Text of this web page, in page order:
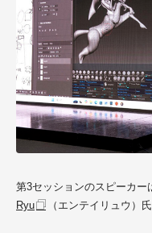
第3セッションのスピーカ
Ryu
（エンテイリュウ）氏